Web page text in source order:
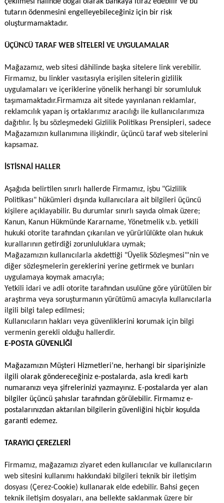
tutarın ödenmesini engelleyebileceğiniz için bir risk
oluşturmamaktadır.
ÜÇÜNCÜ TARAF WEB SİTELERİ VE UYGULAMALAR
Mağazamız, web sitesi dâhilinde başka sitelere link verebilir.
Firmamız, bu linkler vasıtasıyla erişilen sitelerin gizlilik
uygulamaları ve içeriklerine yönelik herhangi bir sorumluluk
taşımamaktadır.Firmamıza ait sitede yayınlanan reklamlar,
reklamcılık yapan iş ortaklarımız aracılığı ile kullanıcılarımıza
dağıtılır. İş bu sözleşmedeki Gizlilik Politikası Prensipleri, sadece
Mağazamızın kullanımına ilişkindir, üçüncü taraf web sitelerini
kapsamaz.
İSTİSNAİ HALLER
Aşağıda belirtilen sınırlı hallerde Firmamız, işbu "Gizlilik
Politikası" hükümleri dışında kullanıcılara ait bilgileri üçüncü
kişilere açıklayabilir. Bu durumlar sınırlı sayıda olmak üzere;
Kanun, Kanun Hükmünde Kararname, Yönetmelik v.b. yetkili
hukuki otorite tarafından çıkarılan ve yürürlülükte olan hukuk
kurallarının getirdiği zorunluluklara uymak;
Mağazamızın kullanıcılarla akdettiği "Üyelik Sözleşmesi"'nin ve
diğer sözleşmelerin gereklerini yerine getirmek ve bunları
uygulamaya koymak amacıyla;
Yetkili idari ve adli otorite tarafından usulüne göre yürütülen bir
araştırma veya soruşturmanın yürütümü amacıyla kullanıcılarla
ilgili bilgi talep edilmesi;
Kullanıcıların hakları veya güvenliklerini korumak için bilgi
vermenin gerekli olduğu hallerdir.
E-POSTA GÜVENLİĞİ
Mağazamızın Müşteri Hizmetleri’ne, herhangi bir siparişinizle
ilgili olarak göndereceğiniz e-postalarda, asla kredi kartı
numaranızı veya şifrelerinizi yazmayınız. E-postalarda yer alan
bilgiler üçüncü şahıslar tarafından görülebilir. Firmamız e-
postalarınızdan aktarılan bilgilerin güvenliğini hiçbir koşulda
garanti edemez.
TARAYICI ÇEREZLERİ
Firmamız, mağazamızı ziyaret eden kullanıcılar ve kullanıcıların
web sitesini kullanımı hakkındaki bilgileri teknik bir iletişim
dosyası (Çerez-Cookie) kullanarak elde edebilir. Bahsi geçen
teknik iletişim dosyaları, ana bellekte saklanmak üzere bir